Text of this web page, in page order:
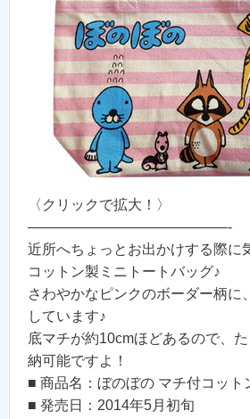
〈クリックで拡大！〉
——————————————-
近所へちょっとお出かけする際に
コットン製ミニトートバッグ♪
さわやかなピンクのボーダー柄に
しています♪
底マチが約10cmほどあるので、
納可能ですよ！
■ 商品名：ぼのぼの マチ付コット
■ 発売日：2014年5月初旬